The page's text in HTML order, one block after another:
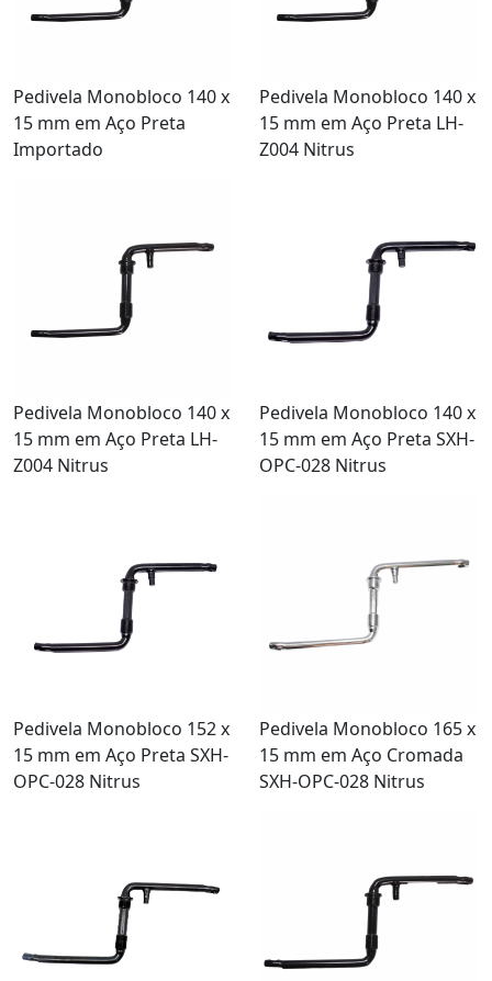
Pedivela Monobloco 140 x
15 mm em Aço Preta
Importado
Pedivela Monobloco 140 x
15 mm em Aço Preta LH-
Z004 Nitrus
Pedivela Monobloco 140 x
15 mm em Aço Preta LH-
Z004 Nitrus
Pedivela Monobloco 140 x
15 mm em Aço Preta SXH-
OPC-028 Nitrus
Pedivela Monobloco 152 x
15 mm em Aço Preta SXH-
OPC-028 Nitrus
Pedivela Monobloco 165 x
15 mm em Aço Cromada
SXH-OPC-028 Nitrus